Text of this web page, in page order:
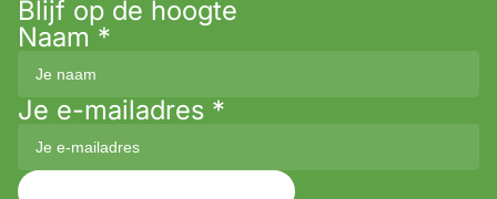
Blijf op de hoogte
Naam *
Je e-mailadres *